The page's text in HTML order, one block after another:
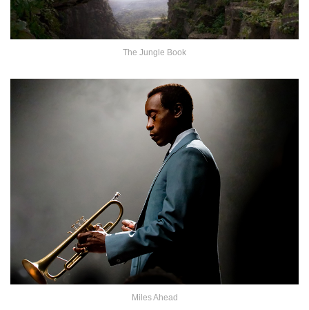
The Jungle Book
Miles Ahead